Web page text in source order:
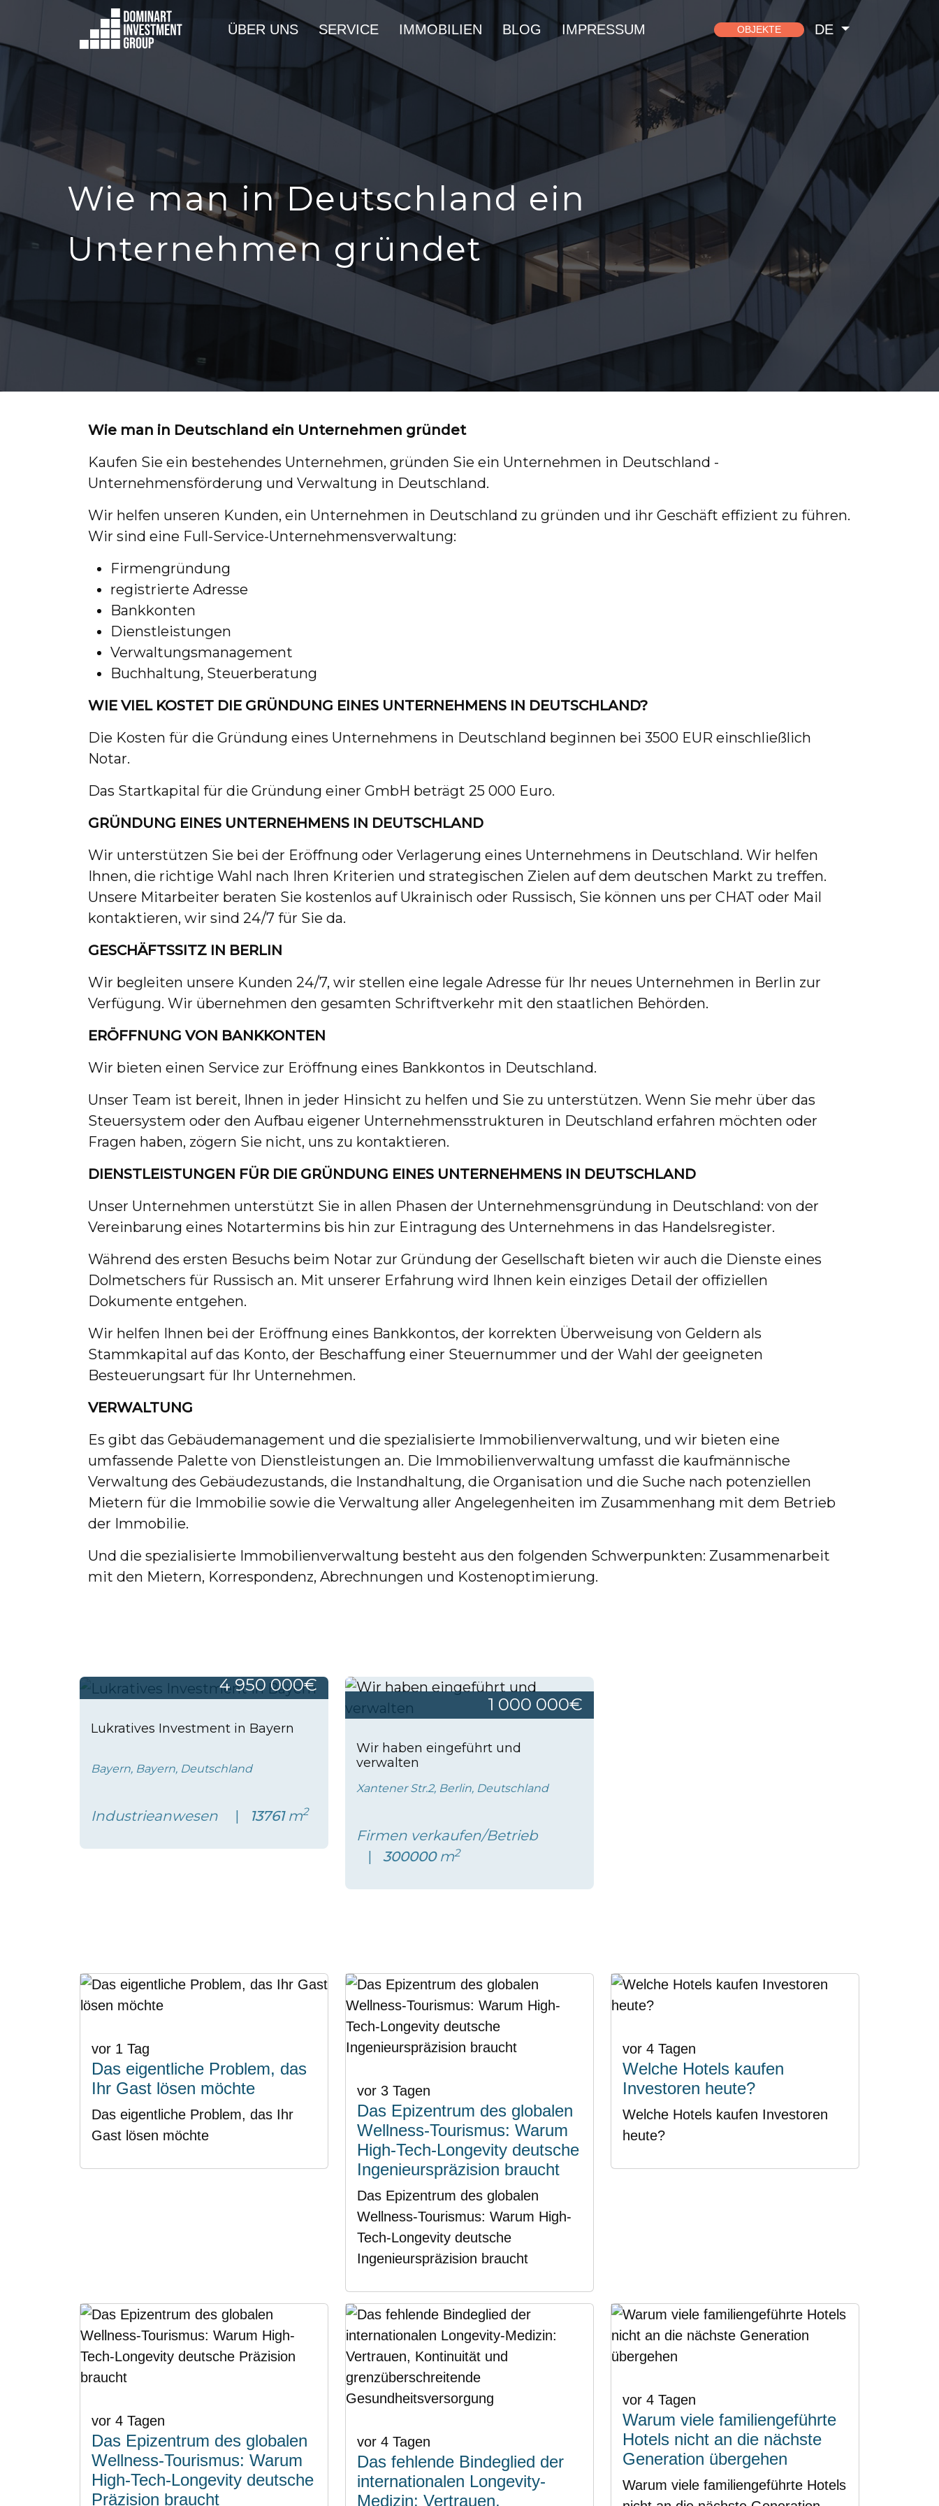
ÜBER UNS SERVICE IMMOBILIEN BLOG IMPRESSUM OBJEKTE DE
Wie man in Deutschland ein
Unternehmen gründet
Wie man in Deutschland ein Unternehmen gründet
Kaufen Sie ein bestehendes Unternehmen, gründen Sie ein Unternehmen in Deutschland -
Unternehmensförderung und Verwaltung in Deutschland.
Wir helfen unseren Kunden, ein Unternehmen in Deutschland zu gründen und ihr Geschäft effizient zu führen.
Wir sind eine Full-Service-Unternehmensverwaltung:
Firmengründung
registrierte Adresse
Bankkonten
Dienstleistungen
Verwaltungsmanagement
Buchhaltung, Steuerberatung
WIE VIEL KOSTET DIE GRÜNDUNG EINES UNTERNEHMENS IN DEUTSCHLAND?
Die Kosten für die Gründung eines Unternehmens in Deutschland beginnen bei 3500 EUR einschließlich
Notar.
Das Startkapital für die Gründung einer GmbH beträgt 25 000 Euro.
GRÜNDUNG EINES UNTERNEHMENS IN DEUTSCHLAND
Wir unterstützen Sie bei der Eröffnung oder Verlagerung eines Unternehmens in Deutschland. Wir helfen
Ihnen, die richtige Wahl nach Ihren Kriterien und strategischen Zielen auf dem deutschen Markt zu treffen.
Unsere Mitarbeiter beraten Sie kostenlos auf Ukrainisch oder Russisch, Sie können uns per CHAT oder Mail
kontaktieren, wir sind 24/7 für Sie da.
GESCHÄFTSSITZ IN BERLIN
Wir begleiten unsere Kunden 24/7, wir stellen eine legale Adresse für Ihr neues Unternehmen in Berlin zur
Verfügung. Wir übernehmen den gesamten Schriftverkehr mit den staatlichen Behörden.
ERÖFFNUNG VON BANKKONTEN
Wir bieten einen Service zur Eröffnung eines Bankkontos in Deutschland.
Unser Team ist bereit, Ihnen in jeder Hinsicht zu helfen und Sie zu unterstützen. Wenn Sie mehr über das
Steuersystem oder den Aufbau eigener Unternehmensstrukturen in Deutschland erfahren möchten oder
Fragen haben, zögern Sie nicht, uns zu kontaktieren.
DIENSTLEISTUNGEN FÜR DIE GRÜNDUNG EINES UNTERNEHMENS IN DEUTSCHLAND
Unser Unternehmen unterstützt Sie in allen Phasen der Unternehmensgründung in Deutschland: von der
Vereinbarung eines Notartermins bis hin zur Eintragung des Unternehmens in das Handelsregister.
Während des ersten Besuchs beim Notar zur Gründung der Gesellschaft bieten wir auch die Dienste eines
Dolmetschers für Russisch an. Mit unserer Erfahrung wird Ihnen kein einziges Detail der offiziellen
Dokumente entgehen.
Wir helfen Ihnen bei der Eröffnung eines Bankkontos, der korrekten Überweisung von Geldern als
Stammkapital auf das Konto, der Beschaffung einer Steuernummer und der Wahl der geeigneten
Besteuerungsart für Ihr Unternehmen.
VERWALTUNG
Es gibt das Gebäudemanagement und die spezialisierte Immobilienverwaltung, und wir bieten eine
umfassende Palette von Dienstleistungen an. Die Immobilienverwaltung umfasst die kaufmännische
Verwaltung des Gebäudezustands, die Instandhaltung, die Organisation und die Suche nach potenziellen
Mietern für die Immobilie sowie die Verwaltung aller Angelegenheiten im Zusammenhang mit dem Betrieb
der Immobilie.
Und die spezialisierte Immobilienverwaltung besteht aus den folgenden Schwerpunkten: Zusammenarbeit
mit den Mietern, Korrespondenz, Abrechnungen und Kostenoptimierung.
4 950 000€
Lukratives Investment in Bayern
Bayern, Bayern, Deutschland
Industrieanwesen 13761m2
1 000 000€
Wir haben eingeführt und
verwalten
Xantener Str.2, Berlin, Deutschland
Firmen verkaufen/Betrieb
300000m2
vor 1 Tag
Das eigentliche Problem, das
Ihr Gast lösen möchte
Das eigentliche Problem, das Ihr
Gast lösen möchte
vor 3 Tagen
Das Epizentrum des globalen
Wellness-Tourismus: Warum
High-Tech-Longevity deutsche
Ingenieurspräzision braucht
Das Epizentrum des globalen
Wellness-Tourismus: Warum High-
Tech-Longevity deutsche
Ingenieurspräzision braucht
vor 4 Tagen
Welche Hotels kaufen
Investoren heute?
Welche Hotels kaufen Investoren
heute?
vor 4 Tagen
Das Epizentrum des globalen
Wellness-Tourismus: Warum
High-Tech-Longevity deutsche
Präzision braucht
vor 4 Tagen
Das fehlende Bindeglied der
internationalen Longevity-
Medizin: Vertrauen,
vor 4 Tagen
Warum viele familiengeführte
Hotels nicht an die nächste
Generation übergehen
Warum viele familiengeführte Hotels